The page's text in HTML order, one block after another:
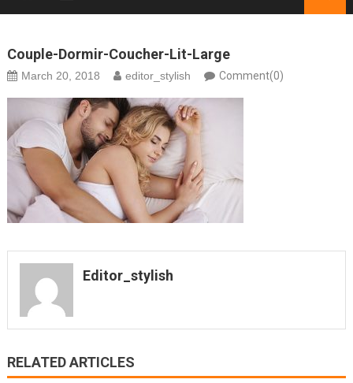
Couple-Dormir-Coucher-Lit-Large
March 20, 2018 editor_stylish Comment(0)
Editor_stylish
RELATED ARTICLES